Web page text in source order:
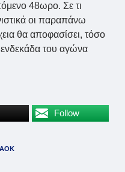
48ωρο. Σε τι
οι παραπάνω
θα αποφασίσει, τόσο
ενδεκάδα του αγώνα
Follow